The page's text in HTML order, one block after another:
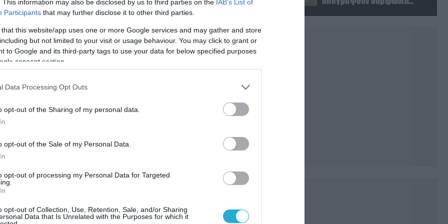
This information may also be disclosed by us to third parties on the IAB’s List of
Participants that may further disclose it to other third parties.
that this website/app uses one or more Google services and may gather and store
but not limited to your visit or usage behaviour. You may click to grant or
to Google and its third-party tags to use your data for below specified purposes
consent section.
Data Processing Opt Outs
opt-out of the Sharing of my personal data.
opt-out of the Sale of my Personal Data.
opt-out of processing my Personal Data for Targeted
opt-out of Collection, Use, Retention, Sale, and/or Sharing
Data that Is Unrelated with the Purposes for which it
στον αρμόδιο εισαγγελέα.
ΑΡΘΡΟ